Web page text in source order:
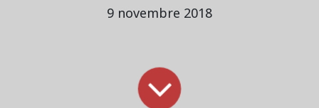
9 novembre 2018